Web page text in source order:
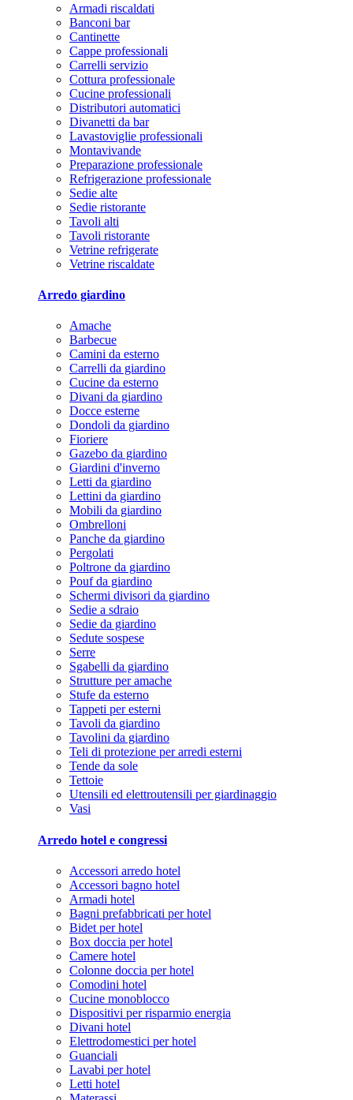
Armadi riscaldati
Banconi bar
Cantinette
Cappe professionali
Carrelli servizio
Cottura professionale
Cucine professionali
Distributori automatici
Divanetti da bar
Lavastoviglie professionali
Montavivande
Preparazione professionale
Refrigerazione professionale
Sedie alte
Sedie ristorante
Tavoli alti
Tavoli ristorante
Vetrine refrigerate
Vetrine riscaldate
Arredo giardino
Amache
Barbecue
Camini da esterno
Carrelli da giardino
Cucine da esterno
Divani da giardino
Docce esterne
Dondoli da giardino
Fioriere
Gazebo da giardino
Giardini d'inverno
Letti da giardino
Lettini da giardino
Mobili da giardino
Ombrelloni
Panche da giardino
Pergolati
Poltrone da giardino
Pouf da giardino
Schermi divisori da giardino
Sedie a sdraio
Sedie da giardino
Sedute sospese
Serre
Sgabelli da giardino
Strutture per amache
Stufe da esterno
Tappeti per esterni
Tavoli da giardino
Tavolini da giardino
Teli di protezione per arredi esterni
Tende da sole
Tettoie
Utensili ed elettroutensili per giardinaggio
Vasi
Arredo hotel e congressi
Accessori arredo hotel
Accessori bagno hotel
Armadi hotel
Bagni prefabbricati per hotel
Bidet per hotel
Box doccia per hotel
Camere hotel
Colonne doccia per hotel
Comodini hotel
Cucine monoblocco
Dispositivi per risparmio energia
Divani hotel
Elettrodomestici per hotel
Guanciali
Lavabi per hotel
Letti hotel